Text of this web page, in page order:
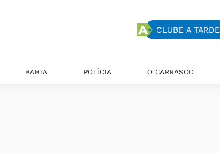
CLUBE A TARDE
BAHIA POLÍCIA O CARRASCO